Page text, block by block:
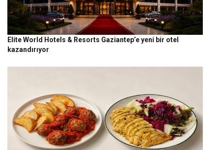
Elite World Hotels & Resorts Gaziantep’e yeni bir otel
kazandırıyor